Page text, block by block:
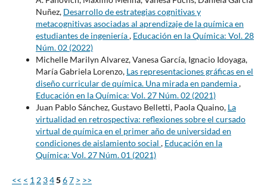
Nuñez, Desarrollo de estrategias cognitivas y
metacognitivas asociadas al aprendizaje de la química en
estudiantes de ingeniería, Educación en la Química: Vol. 28
Núm. 02 (2022)
Michelle Marilyn Alvarez, Vanesa García, Ignacio Idoyaga,
María Gabriela Lorenzo, Las representaciones gráficas en el
diseño curricular de química. Una mirada en pandemia,
Educación en la Química: Vol. 27 Núm. 02 (2021)
Juan Pablo Sánchez, Gustavo Belletti, Paola Quaino, La
virtualidad en retrospectiva: reflexiones sobre el cursado
virtual de química en el primer año de universidad en
condiciones de aislamiento social , Educación en la
Química: Vol. 27 Núm. 01 (2021)
<< < 1 2 34567 > >>